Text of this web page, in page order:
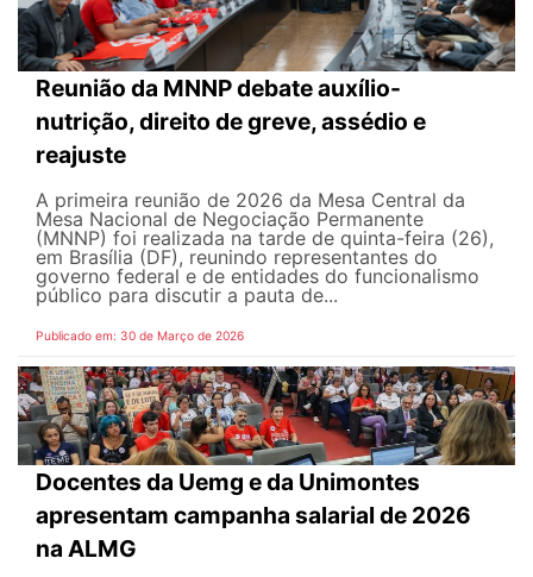
Reunião da MNNP debate auxílio-
nutrição, direito de greve, assédio e
reajuste
A primeira reunião de 2026 da Mesa Central da
Mesa Nacional de Negociação Permanente
(MNNP) foi realizada na tarde de quinta-feira (26),
em Brasília (DF), reunindo representantes do
governo federal e de entidades do funcionalismo
público para discutir a pauta de...
Publicado em: 30 de Março de 2026
Docentes da Uemg e da Unimontes
apresentam campanha salarial de 2026
na ALMG